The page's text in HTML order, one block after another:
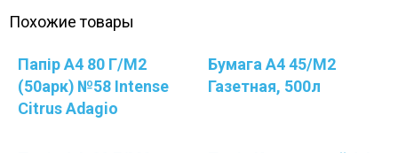
Похожие товары
Папір А4 80 Г/м2
(50арк) №58 Intense
Citrus Adagio
Бумага А4 45/м2
Газетная, 500л